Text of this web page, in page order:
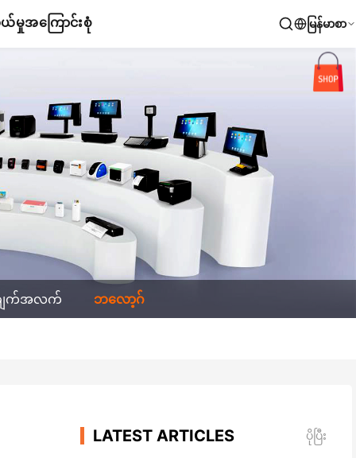
မှုအကြောင်းစုံ မြန်မာစာ
ျက်အလက် ဘလော့ဂ်
LATEST ARTICLES ပိုပြီး